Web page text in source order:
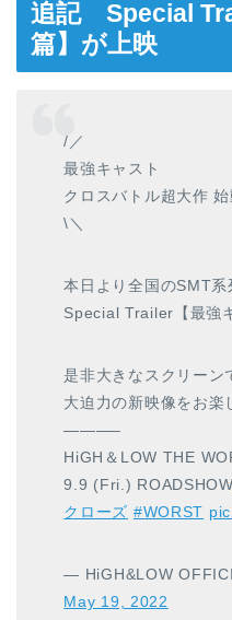
追記 Special
篇】が上映
/／
最強キャスト
クロスバトル超大作 始
\＼
本日より全国のSMT系
Special Trailer【最強
是非大きなスクリーン
大迫力の新映像をお楽
———–
HiGH＆LOW THE
9.9 (Fri.) ROADSHOW
クローズ #WORST
— HiGH&LOW
May 19, 2022